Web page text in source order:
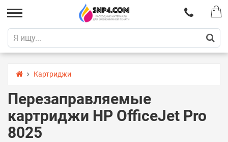
Картриджи
Перезаправляемые
картриджи HP OfficeJet Pro
8025